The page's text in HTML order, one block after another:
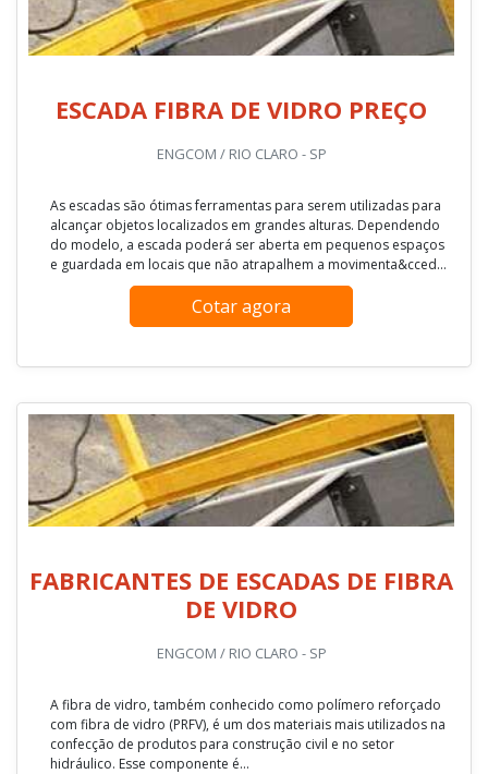
ESCADA FIBRA DE VIDRO PREÇO
ENGCOM / RIO CLARO - SP
As escadas são ótimas ferramentas para serem utilizadas para
alcançar objetos localizados em grandes alturas. Dependendo
do modelo, a escada poderá ser aberta em pequenos espaços
e guardada em locais que não atrapalhem a movimenta&cced...
Cotar agora
FABRICANTES DE ESCADAS DE FIBRA
DE VIDRO
ENGCOM / RIO CLARO - SP
A fibra de vidro, também conhecido como polímero reforçado
com fibra de vidro (PRFV), é um dos materiais mais utilizados na
confecção de produtos para construção civil e no setor
hidráulico. Esse componente é...